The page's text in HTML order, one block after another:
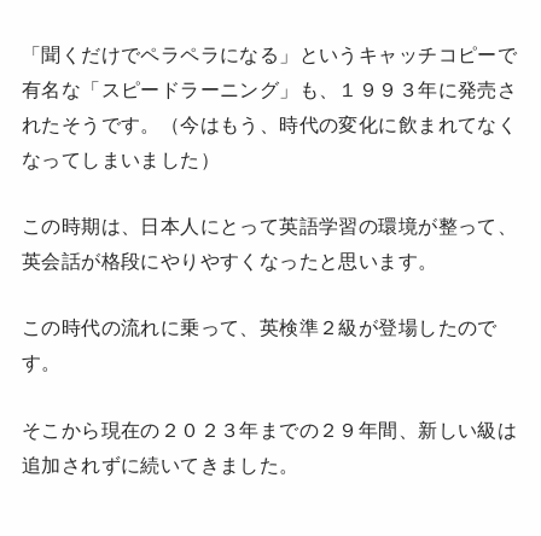
「聞くだけでペラペラになる」というキャッチコピーで
有名な「スピードラーニング」も、１９９３年に発売さ
れたそうです。（今はもう、時代の変化に飲まれてなく
なってしまいました）
この時期は、日本人にとって英語学習の環境が整って、
英会話が格段にやりやすくなったと思います。
この時代の流れに乗って、英検準２級が登場したので
す。
そこから現在の２０２３年までの２９年間、新しい級は
追加されずに続いてきました。